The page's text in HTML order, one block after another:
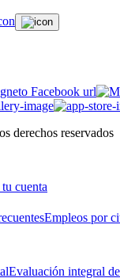
derechos reservados
cuenta
Empleos por
Evaluación integral